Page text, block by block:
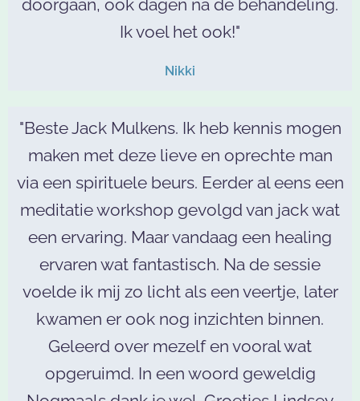
doorgaan, ook dagen na de behandeling.
Ik voel het ook!"
Nikki
"Beste Jack Mulkens. Ik heb kennis mogen
maken met deze lieve en oprechte man
via een spirituele beurs. Eerder al eens een
meditatie workshop gevolgd van jack wat
een ervaring. Maar vandaag een healing
ervaren wat fantastisch. Na de sessie
voelde ik mij zo licht als een veertje, later
kwamen er ook nog inzichten binnen.
Geleerd over mezelf en vooral wat
opgeruimd. In een woord geweldig